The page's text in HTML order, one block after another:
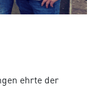
ehrte der